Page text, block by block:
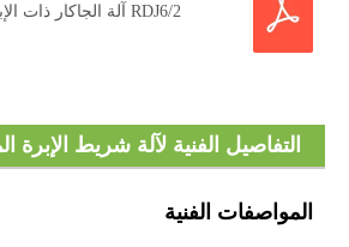
RDJ6/2 آلة الجاكار ذات الإبرة المزدوجة PDF
التفاصيل الفنية لآلة شريط الإبرة
المواصفات الفنية